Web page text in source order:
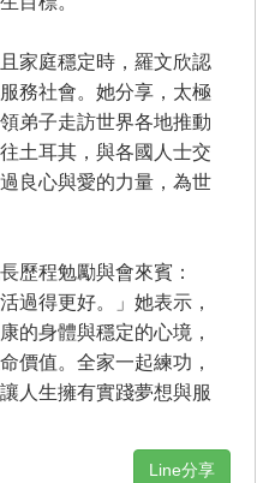
庭穩定時，羅文欣認
務社會。她分享，太極
弟子走訪世界各地推動
土耳其，與各國人士交
良心與愛的力量，為世
程勉勵與會來賓：
過得更好。」她表示，
的身體與穩定的心境，
價值。全家一起練功，
人生擁有實踐夢想與服
Line分享